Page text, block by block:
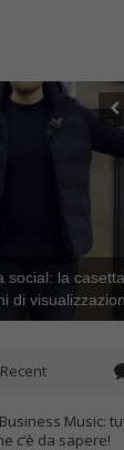
social: la
di
Recent
Music:
c’è da sapere!